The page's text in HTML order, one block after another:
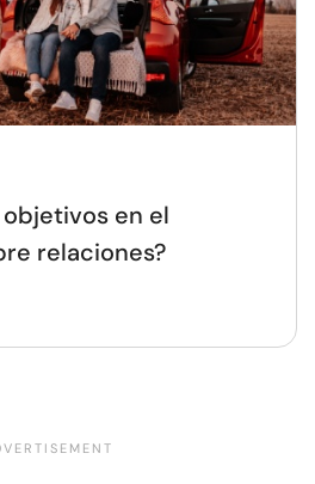
objetivos en el
relaciones?